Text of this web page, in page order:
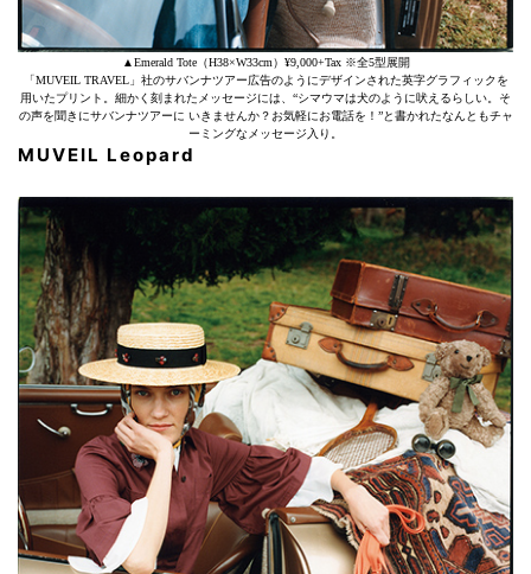
▲Emerald Tote（H38×W33cm）¥9,000+Tax ※全5型展開
「MUVEIL TRAVEL」社のサバンナツアー広告のようにデザインされた英字グラフィックを
用いたプリント。細かく刻まれたメッセージには、“シマウマは犬のように吠えるらしい。そ
の声を聞きにサバンナツアーに いきませんか？お気軽にお電話を！”と書かれたなんともチャ
ーミングなメッセージ入り。
MUVEIL Leopard